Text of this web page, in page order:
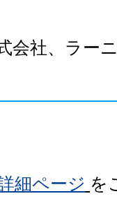
会社、ラー
細ページ を